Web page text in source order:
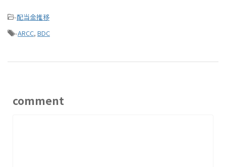
-配当金推移
-ARCC, BDC
comment